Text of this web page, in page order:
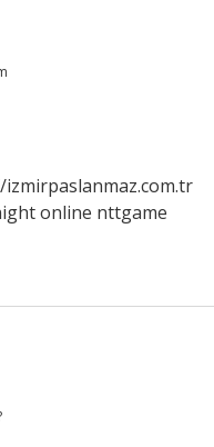
online nttgame